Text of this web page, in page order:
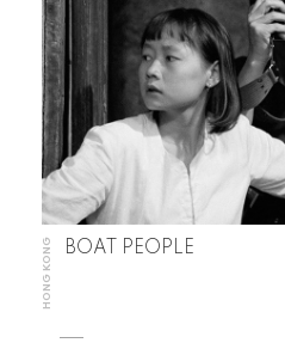
HONG KONG BOAT PEOPLE